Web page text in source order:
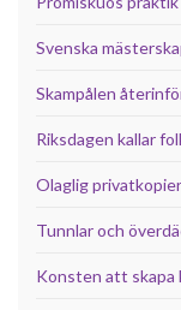
Svenska
Skampålen
Riksdagen kallar
Olaglig
Tunnlar och
Konsten att skapa